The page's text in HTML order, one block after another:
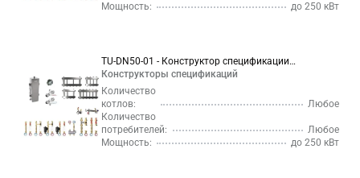
Мощность:
до 250 кВт
TU-DN50-01 - Конструктор спецификации
котельной до 250 кВт в нержавеющем исполнении
Конструкторы спецификаций
Количество
котлов:
Любое
Количество
потребителей:
Любое
Мощность:
до 250 кВт